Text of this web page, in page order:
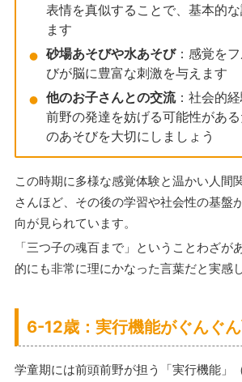
表情を真似することで、基本的
ます
砂場あそびや水あそび：感覚を
びが脳に豊富な刺激を与えます
他のお子さんとの交流：社会的
前野の発達を妨げる可能性があ
のあそびを大切にしましょう
この時期に多様な感覚体験と温かい人間
さんほど、その後の学習や社会性の基盤
向が見られています。
「三つ子の魂百まで」ということわざが
的にも非常に理にかなった言葉だと実感
6-12歳：実行機能がぐんぐ
学童期には前頭前野が担う「実行機能」